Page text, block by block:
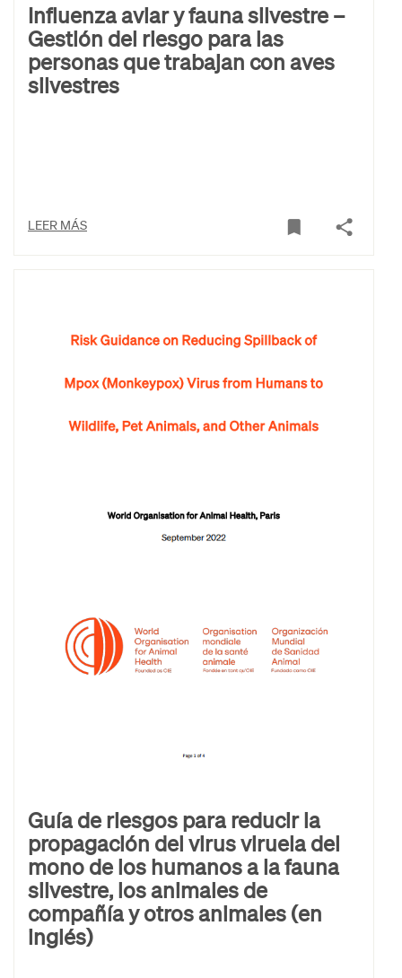
Influenza aviar y fauna silvestre –
Gestión del riesgo para las
personas que trabajan con aves
silvestres
LEER MÁS
Guía de riesgos para reducir la
propagación del virus viruela del
mono de los humanos a la fauna
silvestre, los animales de
compañía y otros animales (en
inglés)